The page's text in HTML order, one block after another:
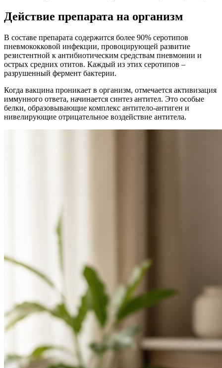
Действие препарата на организм
В составе препарата содержится более 90% серотипов
пневмококковой инфекции, провоцирующей развитие
резистентной к антибиотическим средствам пневмонии и
острых средних отитов. Каждый из этих серотипов –
разрушенный фермент бактерии.
Когда вакцина проникает в организм, отмечается активизация
иммунного ответа, начинается синтез антител. Это особые
белки, образовывающие комплекс антитело-антиген и
нивелирующие отрицательное воздействие антитела.